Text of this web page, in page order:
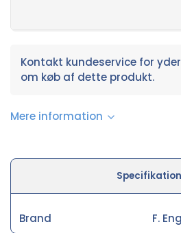
Kontakt kundeservice for
om køb af dette produkt.
Mere information
Brand F.